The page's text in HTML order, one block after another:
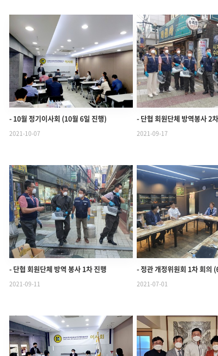
- 10월 정기이사회 (10월 6일 진행)
2021-10-07
- 단협 회원단체 방역봉사 2
2021-09-17
- 단협 회원단체 방역 봉사 1차 진행
2021-09-11
- 정관 개정위원회 1차 회의
2021-07-01